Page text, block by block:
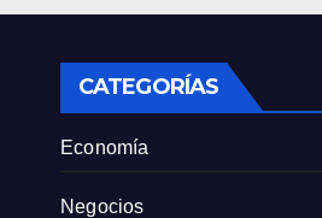
CATEGORÍAS
Economía
Negocios